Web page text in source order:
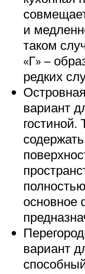
и
таком
«Г» –
редких
вариант
гостиной.
основное
вариант